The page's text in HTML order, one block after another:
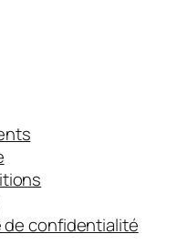
de confidentialité